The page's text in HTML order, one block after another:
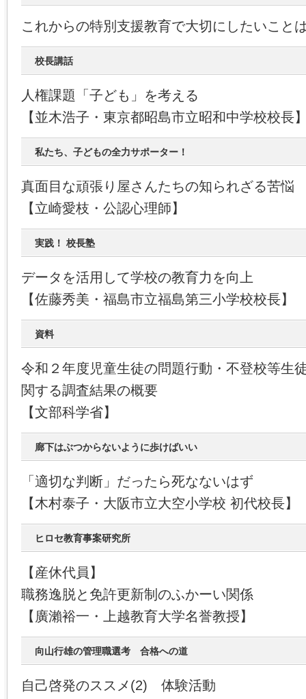
これからの特別支援教育で大切にしたいこと
校長講話
人権課題「子ども」を考える
【並木浩子・東京都昭島市立昭和中学校校長
私たち、子どもの全力サポーター！
真面目な頑張り屋さんたちの知られざる苦悩
【立崎愛枝・公認心理師】
実践！ 校長塾
データを活用して学校の教育力を向上
【佐藤秀美・福島市立福島第三小学校校長】
資料
令和２年度児童生徒の問題行動・不登校等生
関する調査結果の概要
【文部科学省】
廊下はぶつからないように歩けばいい
「適切な判断」だったら死なないはず
【木村泰子・大阪市立大空小学校 初代校長】
ヒロセ教育事案研究所
【産休代員】
職務逸脱と免許更新制のふかーい関係
【廣瀨裕一・上越教育大学名誉教授】
向山行雄の管理職選考 合格への道
自己啓発のススメ(2) 体験活動